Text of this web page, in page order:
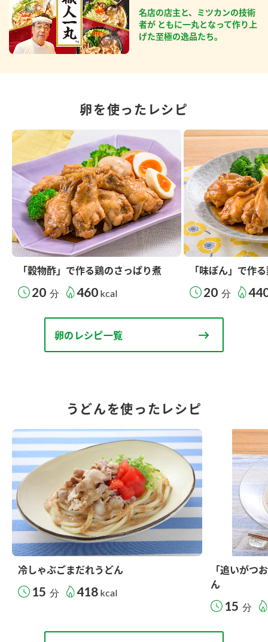
名店の店主と、ミツカンの技術
者が ともに一丸となって作り上
げた至極の逸品たち。
卵を使ったレシピ
「穀物酢」で作る鶏のさっぱり煮
20 分 460 kcal
「味ぽん」で作
20 分
卵のレシピ一覧
うどんを使ったレシピ
冷しゃぶごまだれうどん
15 分 418 kcal
「追いがつ
ん
15 分